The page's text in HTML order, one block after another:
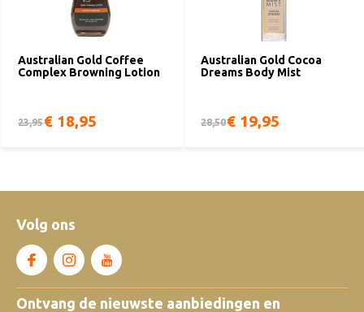
Australian Gold Coffee
Complex Browning Lotion
23,95€ 18,95
Australian Gold Cocoa
Dreams Body Mist
28,50€ 19,95
Volg ons
Ontvang de nieuwste aanbiedingen en